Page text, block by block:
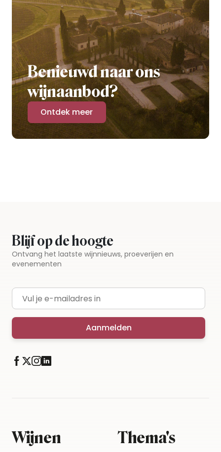
Benieuwd naar ons
wijnaanbod?
Ontdek meer
Blijf op de hoogte
Ontvang het laatste wijnnieuws, proeverijen en
evenementen
E-mailadres
Aanmelden
Wijnen Thema's